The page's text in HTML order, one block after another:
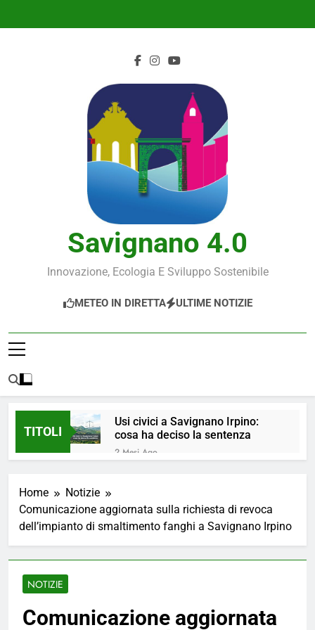
Savignano 4.0
Innovazione, Ecologia E Sviluppo Sostenibile
METEO IN DIRETTA ULTIME NOTIZIE
TITOLI
Usi civici a Savignano Irpino:
cosa ha deciso la sentenza
2 Mesi Ago
ORDINANZA N. 8/2026 –
PARZIALE REVOCA DEL DIVIETO
4 Mesi Ago
📢Aggiornamento Situazione
⚠️ Emergenza Acqua a
Savignano Irpino: Ordinanza n. 7
Home
Notizie
Comunicazione aggiornata sulla richiesta di revoca
dell’impianto di smaltimento fanghi a Savignano Irpino
NOTIZIE
Comunicazione aggiornata